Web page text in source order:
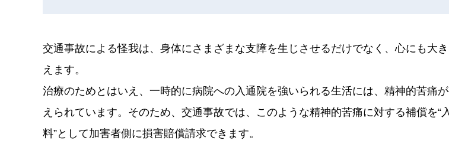
交通事故による怪我は、身体にさまざまな支障を生じさせるだけでなく、心にも大
えます。
治療のためとはいえ、一時的に病院への入通院を強いられる生活には、精神的苦痛
えられています。そのため、交通事故では、このような精神的苦痛に対する補償を“
料”として加害者側に損害賠償請求できます。